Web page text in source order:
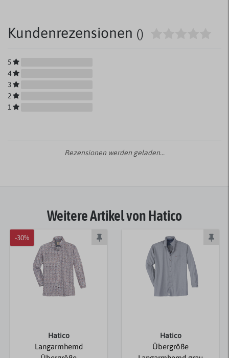
Kundenrezensionen ()
5
4
3
2
1
Rezensionen werden geladen...
Weitere Artikel von Hatico
-30%
Hatico
Langarmhemd
Hatico
Übergröße